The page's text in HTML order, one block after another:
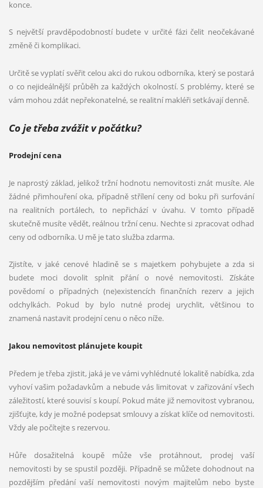
konce.
S největší pravděpodobností budete v určité fázi čelit neočekávané
změně či komplikaci.
Určitě se vyplatí svěřit celou akci do rukou odborníka, který se postará
o co nejideálnější průběh za každých okolností. S problémy, které se
vám mohou zdát nepřekonatelné, se realitní makléři setkávají denně.
Co je třeba zvážit v počátku?
Prodejnícena
Je naprostý základ, jelikož tržní hodnotu nemovitosti znát musíte. Ale
žádné přimhouření oka, případně střílení ceny od boku při surfování
na realitních portálech, to nepřichází v úvahu. V tomto případě
skutečně musíte vědět, reálnou tržní cenu. Nechte si zpracovat odhad
ceny od odborníka. U mě je tato služba zdarma.
Zjistíte, v jaké cenové hladině se s majetkem pohybujete a zda si
budete moci dovolit splnit přání o nové nemovitosti. Získáte
povědomí o případných (ne)existencích finančních rezerv a jejich
odchylkách. Pokud by bylo nutné prodej urychlit, většinou to
znamená nastavit prodejní cenu o něco níže.
Jakou nemovitost plánujete koupit
Předem je třeba zjistit, jaká je ve vámi vyhlédnuté lokalitě nabídka, zda
vyhoví vašim požadavkům a nebude vás limitovat v zařizování všech
záležitostí, které souvisí s koupí. Pokud máte již nemovitost vybranou,
zjišťujte, kdy je možné podepsat smlouvy a získat klíče od nemovitosti.
Vždy ale počítejte s rezervou.
Hůře dosažitelná koupě může vše protáhnout, prodej vaší
nemovitosti by se spustil později. Případně se můžete dohodnout na
pozdějším předání vaší nemovitosti novým majitelům nebo byste